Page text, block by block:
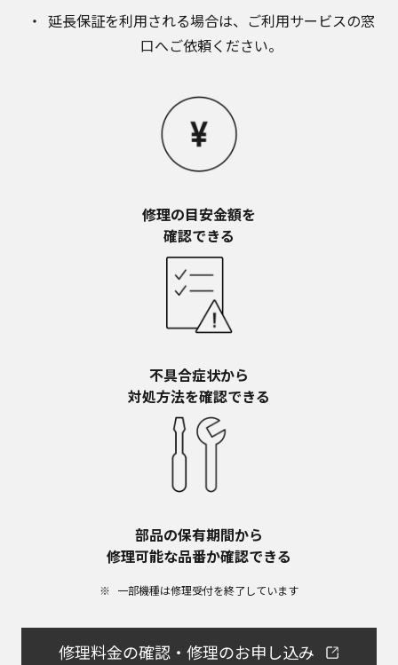
会社に直接お問い合わせください。
本ウェブサイトのサービスに係わる損害の免責
断・営業情報の損失などによる損害を含む）が生じ、
たとえそのような損害の発生や第三者からの賠償請求
の可能性があることについてあらかじめ知らされた場
合でも、当社は一切責任を負いませんことをご了承く
本ウェブサイトのサービスの中止、変更など
本ウェブサイトのサービスは予告なく中止、または内
容や条件を変更する場合があります。あらかじめご了
取扱説明書は、商品をご購入いただいたお客様のため
の資料です。本ウェブサイトに公開されている取扱説
せにはお応えできない場合がありますことを、ご了承
延長保証を利用される場合は、​ご利用サービスの窓
口へご依頼ください。
修理の目安金額を​
確認できる
不具合症状から​
対処方法を確認できる
部品の保有期間から​
修理可能な品番か確認できる
一部機種は修理受付を終了しています​
修理料金の確認・修理のお申し込み